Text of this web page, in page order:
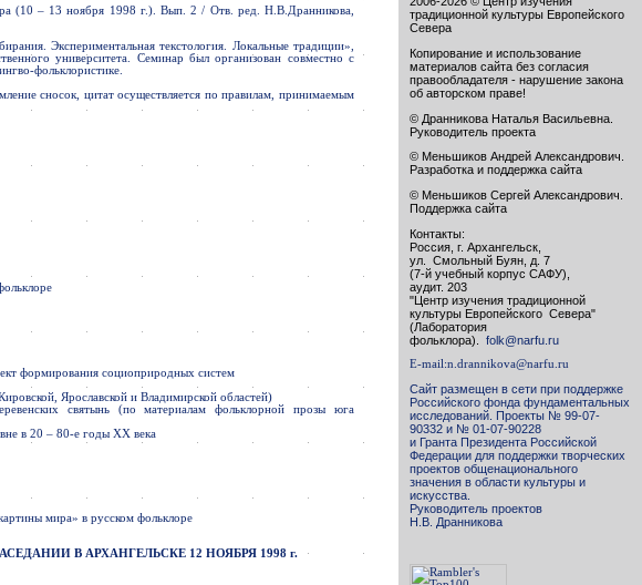
(10 – 13 ноября 1998 г.). Вып. 2 / Отв. ред. Н.В.Дранникова,
Экспериментальная текстология. Локальные традиции»,
университета. Семинар был организован совместно с
фольклористике.
сносок, цитат осуществляется по правилам, принимаемым
формирования социоприродных систем
Ярославской и Владимирской областей)
святынь (по материалам фольклорной прозы юга
в 20 – 80-е годы XX века
мира» в русском фольклоре
В АРХАНГЕЛЬСКЕ 12 НОЯБРЯ 1998 г.
традиционной культуры Европейского
Севера
Копирование и использование
материалов сайта без согласия
правообладателя - нарушение закона
об авторском праве!
© Дранникова Наталья Васильевна.
Руководитель проекта
© Меньшиков Андрей Александрович.
Разработка и поддержка сайта
© Меньшиков Сергей Александрович.
Поддержка сайта
Контакты:
Россия, г. Архангельск,
ул. Смольный Буян, д. 7
(7-й учебный корпус САФУ),
аудит. 203
"Центр изучения традиционной
культуры Европейского Севера"
(Лаборатория
фольклора).
folk@narfu.ru
E-mail:n.drannikova@narfu.ru
Сайт размещен в сети при поддержке
Российского фонда фундаментальных
исследований. Проекты № 99-07-
90332 и № 01-07-90228
и Гранта Президента Российской
Федерации для поддержки творческих
проектов общенационального
значения в области культуры и
искусства.
Руководитель проектов
Н.В. Дранникова